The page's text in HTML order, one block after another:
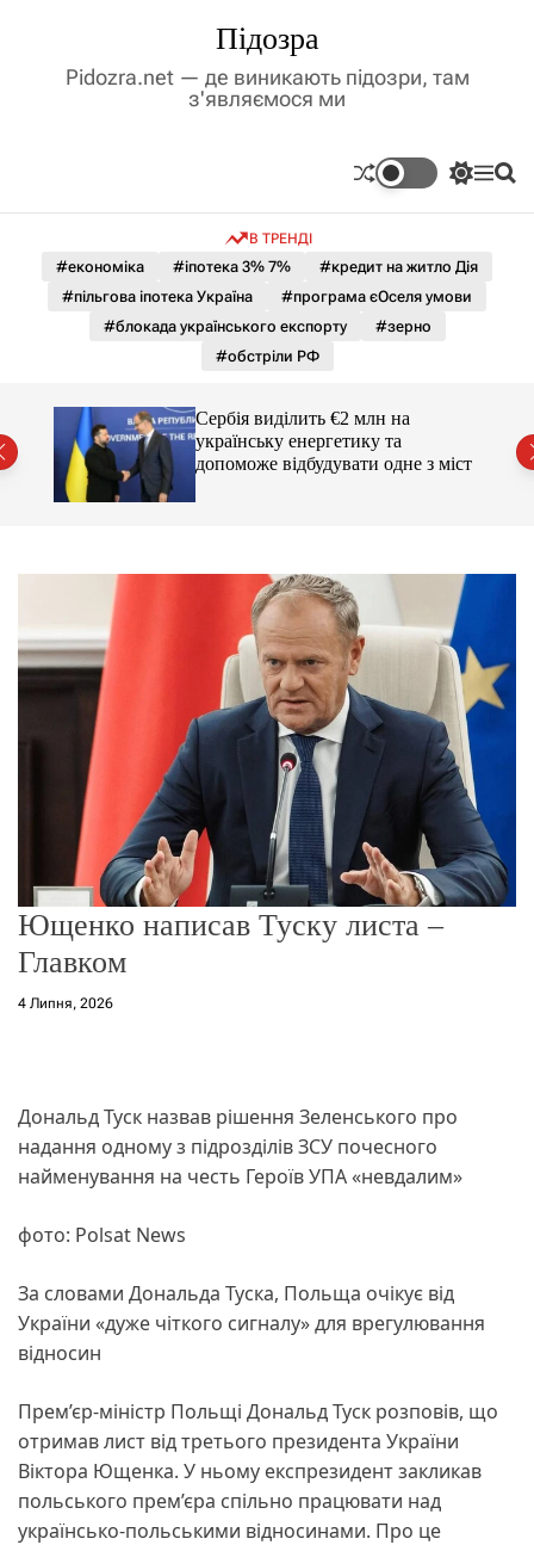
Підозра
Pidozra.net — де виникають підозри, там
з'являємося ми
П
м
к
а
р
ж
и
М П
В ТРЕНДІ
#економіка #іпотека 3% 7%
#кредит на житло Дія
#пільгова іпотека Україна
#програма єОселя умови
#блокада українського експорту
#зерно
#обстріли РФ
Сербія виділить €2 млн на
українську енергетику та
допоможе відбудувати одне з міст
Ющенко написав Туску листа –
Главком
4 Липня, 2026
Дональд Туск назвав рішення Зеленського про
надання одному з підрозділів ЗСУ почесного
найменування на честь Героїв УПА «невдалим»
фото: Polsat News
За словами Дональда Туска, Польща очікує від
України «дуже чіткого сигналу» для врегулювання
відносин
Прем’єр-міністр Польщі Дональд Туск розповів, що
отримав лист від третього президента України
Віктора Ющенка. У ньому експрезидент закликав
польського прем’єра спільно працювати над
українсько-польськими відносинами. Про це